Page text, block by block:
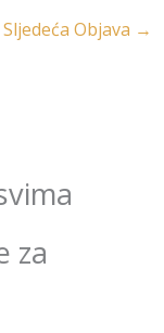
Sljedeća Objava →
za